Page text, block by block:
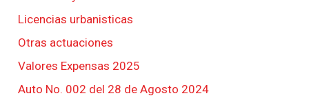
Licencias urbanisticas
Otras actuaciones
Valores Expensas 2025
Auto No. 002 del 28 de Agosto 2024